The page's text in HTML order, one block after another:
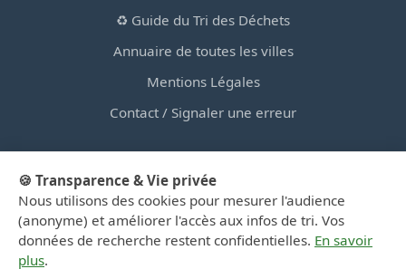
♻️ Guide du Tri des Déchets
Annuaire de toutes les villes
Mentions Légales
Contact / Signaler une erreur
© 2026 PortailDesDechetsEnRegionCentre.fr — Site
d'information privé, non affilié aux collectivités.
🍪 Transparence & Vie privée
Nous utilisons des cookies pour mesurer l'audience
(anonyme) et améliorer l'accès aux infos de tri. Vos
données de recherche restent confidentielles. En savoir
plus.